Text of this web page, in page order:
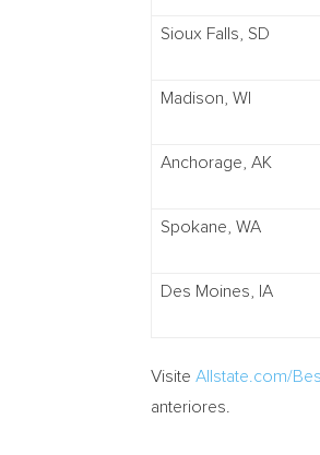
Sioux Falls, SD
Madison, WI
Anchorage, AK
Spokane, WA
Des Moines, IA
Visite Allstate.com/
anteriores.